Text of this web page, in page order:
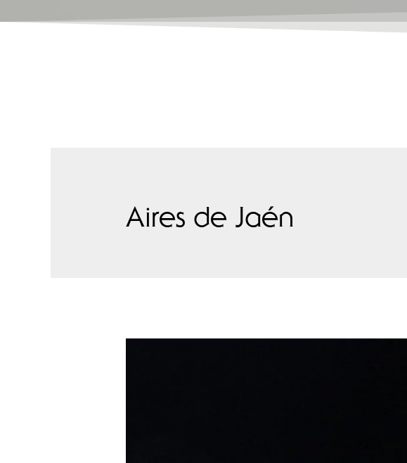
Aires de Jaén